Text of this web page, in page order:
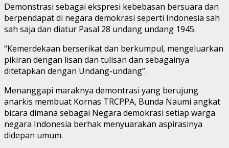
Demonstrasi sebagai ekspresi kebebasan bersuara dan
berpendapat di negara demokrasi seperti Indonesia sah
sah saja dan diatur Pasal 28 undang undang 1945.
“Kemerdekaan berserikat dan berkumpul, mengeluarkan
pikiran dengan lisan dan tulisan dan sebagainya
ditetapkan dengan Undang-undang”.
Menanggapi maraknya demontrasi yang berujung
anarkis membuat Kornas TRCPPA, Bunda Naumi angkat
bicara dimana sebagai Negara demokrasi setiap warga
negara Indonesia berhak menyuarakan aspirasinya
didepan umum.